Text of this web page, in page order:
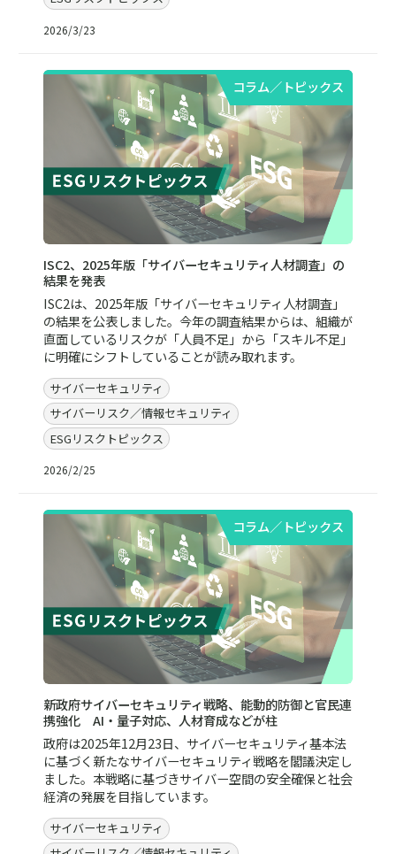
2026/3/23
コラム／トピックス
ISC2、2025年版「サイバーセキュリティ人材調査」の
結果を発表
ISC2は、2025年版「サイバーセキュリティ人材調査」
の結果を公表しました。今年の調査結果からは、組織が
直面しているリスクが「人員不足」から「スキル不足」
に明確にシフトしていることが読み取れます。
サイバーセキュリティ
サイバーリスク／情報セキュリティ
ESGリスクトピックス
2026/2/25
コラム／トピックス
新政府サイバーセキュリティ戦略、能動的防御と官民連
携強化 AI・量子対応、人材育成などが柱
政府は2025年12月23日、サイバーセキュリティ基本法
に基づく新たなサイバーセキュリティ戦略を閣議決定し
ました。本戦略に基づきサイバー空間の安全確保と社会
経済の発展を目指しています。
サイバーセキュリティ